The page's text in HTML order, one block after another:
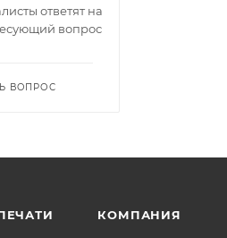
ответят на
вопрос
ВОПРОС
КОМПАНИЯ